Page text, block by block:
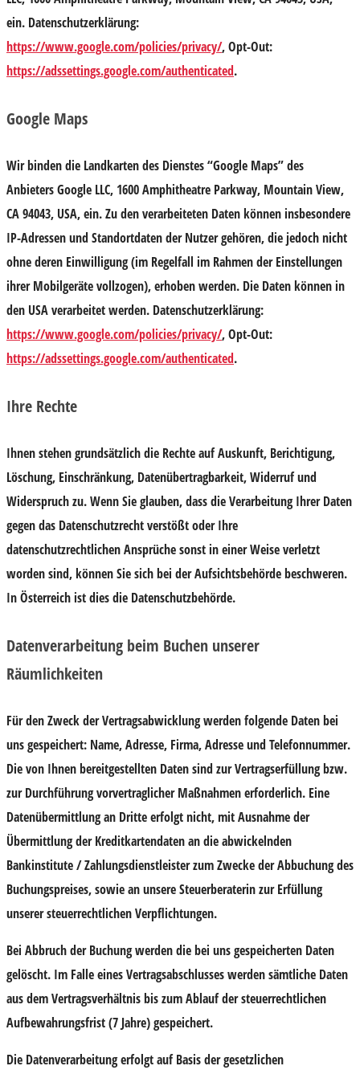
ein. Datenschutzerklärung:
https://www.google.com/policies/privacy/, Opt-Out:
https://adssettings.google.com/authenticated.
Google Maps
Wir binden die Landkarten des Dienstes “Google Maps” des
Anbieters Google LLC, 1600 Amphitheatre Parkway, Mountain View,
CA 94043, USA, ein. Zu den verarbeiteten Daten können insbesondere
IP-Adressen und Standortdaten der Nutzer gehören, die jedoch nicht
ohne deren Einwilligung (im Regelfall im Rahmen der Einstellungen
ihrer Mobilgeräte vollzogen), erhoben werden. Die Daten können in
den USA verarbeitet werden. Datenschutzerklärung:
https://www.google.com/policies/privacy/, Opt-Out:
https://adssettings.google.com/authenticated.
Ihre Rechte
Ihnen stehen grundsätzlich die Rechte auf Auskunft, Berichtigung,
Löschung, Einschränkung, Datenübertragbarkeit, Widerruf und
Widerspruch zu. Wenn Sie glauben, dass die Verarbeitung Ihrer Daten
gegen das Datenschutzrecht verstößt oder Ihre
datenschutzrechtlichen Ansprüche sonst in einer Weise verletzt
worden sind, können Sie sich bei der Aufsichtsbehörde beschweren.
In Österreich ist dies die Datenschutzbehörde.
Datenverarbeitung beim Buchen unserer
Räumlichkeiten
Für den Zweck der Vertragsabwicklung werden folgende Daten bei
uns gespeichert: Name, Adresse, Firma, Adresse und Telefonnummer.
Die von Ihnen bereitgestellten Daten sind zur Vertragserfüllung bzw.
zur Durchführung vorvertraglicher Maßnahmen erforderlich. Eine
Datenübermittlung an Dritte erfolgt nicht, mit Ausnahme der
Übermittlung der Kreditkartendaten an die abwickelnden
Bankinstitute / Zahlungsdienstleister zum Zwecke der Abbuchung des
Buchungspreises, sowie an unsere Steuerberaterin zur Erfüllung
unserer steuerrechtlichen Verpflichtungen.
Bei Abbruch der Buchung werden die bei uns gespeicherten Daten
gelöscht. Im Falle eines Vertragsabschlusses werden sämtliche Daten
aus dem Vertragsverhältnis bis zum Ablauf der steuerrechtlichen
Aufbewahrungsfrist (7 Jahre) gespeichert.
Die Datenverarbeitung erfolgt auf Basis der gesetzlichen